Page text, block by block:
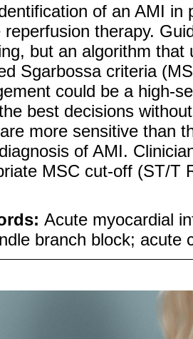
of an AMI in
reperfusion therapy.
but an algorithm
Sgarbossa criteria
could be a high-
best decisions
more sensitive than
of AMI.
MSC cut-off (ST/T
Acute myocardial
branch block; acute